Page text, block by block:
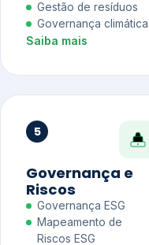
Gestão de resíduos
Governança climática
Saiba mais
5
Governança e
Riscos
Governança ESG
Mapeamento de
Riscos ESG